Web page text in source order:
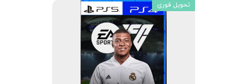
تحویل فوری